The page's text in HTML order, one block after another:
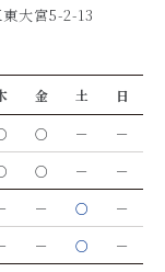
大宮5-2-13
金 土 日
○ －
－
○ －
－
－ ○
－
－ ○
－